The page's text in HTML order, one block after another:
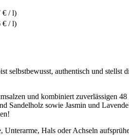
€ / l)
€ / l)
selbstbewusst, authentisch und
und kombiniert zuverlässigen
Sandelholz sowie Jasmin und
Hals oder Achseln